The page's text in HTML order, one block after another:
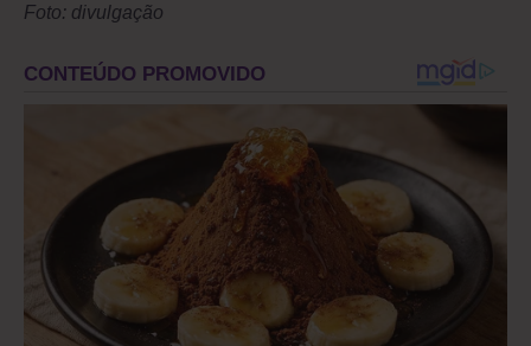
Foto: divulgação